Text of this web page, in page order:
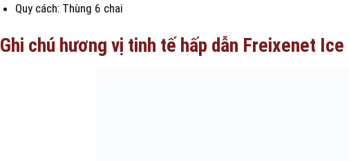
Quy cách: Thùng 6 chai
Ghi chú hương vị tinh tế hấp dẫn Freixenet Ice